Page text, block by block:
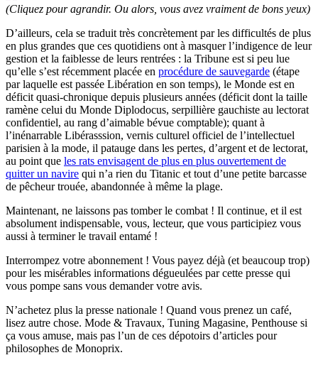
(Cliquez pour agrandir. Ou alors, vous avez vraiment de bons yeux)
D’ailleurs, cela se traduit très concrètement par les difficultés de plus
en plus grandes que ces quotidiens ont à masquer l’indigence de leur
gestion et la faiblesse de leurs rentrées : la Tribune est si peu lue
qu’elle s’est récemment placée en procédure de sauvegarde (étape
par laquelle est passée Libération en son temps), le Monde est en
déficit quasi-chronique depuis plusieurs années (déficit dont la taille
ramène celui du Monde Diplodocus, serpillière gauchiste au lectorat
confidentiel, au rang d’aimable bévue comptable); quant à
l’inénarrable Libérasssion, vernis culturel officiel de l’intellectuel
parisien à la mode, il patauge dans les pertes, d’argent et de lectorat,
au point que les rats envisagent de plus en plus ouvertement de
quitter un navire qui n’a rien du Titanic et tout d’une petite barcasse
de pêcheur trouée, abandonnée à même la plage.
Maintenant, ne laissons pas tomber le combat ! Il continue, et il est
absolument indispensable, vous, lecteur, que vous participiez vous
aussi à terminer le travail entamé !
Interrompez votre abonnement ! Vous payez déjà (et beaucoup trop)
pour les misérables informations dégueulées par cette presse qui
vous pompe sans vous demander votre avis.
N’achetez plus la presse nationale ! Quand vous prenez un café,
lisez autre chose. Mode & Travaux, Tuning Magasine, Penthouse si
ça vous amuse, mais pas l’un de ces dépotoirs d’articles pour
philosophes de Monoprix.